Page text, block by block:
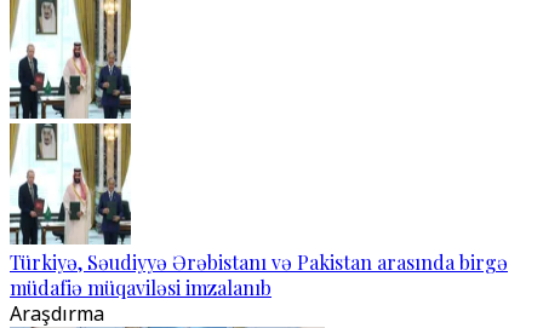
Türkiyə, Səudiyyə Ərəbistanı və Pakistan arasında birgə
müdafiə müqaviləsi imzalanıb
Araşdırma